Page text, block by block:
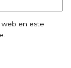
web en este